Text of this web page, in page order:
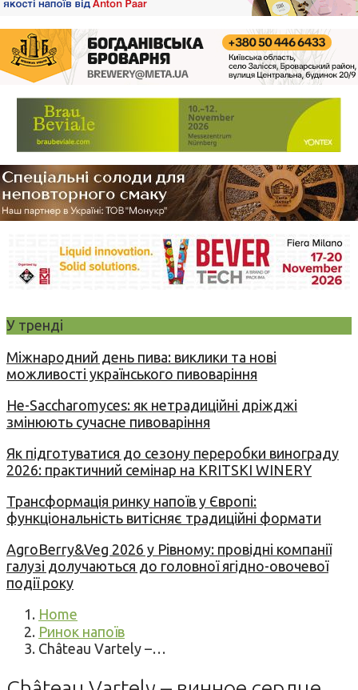
У тренді
Міжнародний день пива: виклики та нові
можливості українського пивоваріння
Не-Saccharomyces: як нетрадиційні дріжджі
змінюють сучасне пивоваріння
Як підготуватися до сезону переробки винограду
2026: практичний семінар на KRITSKI WINERY
Трансформація ринку напоїв у Європі:
функціональність витісняє традиційні формати
AgroBerry&Veg 2026 у Рівному: провідні компанії
галузі долучаються до головної ягідно-овочевої
події року
Home
Ринок напоїв
Château Vartely –…